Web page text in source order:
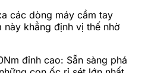
các dòng máy cầm tay
khẳng định vị thế nhờ
đỉnh cao: Sẵn sàng phá